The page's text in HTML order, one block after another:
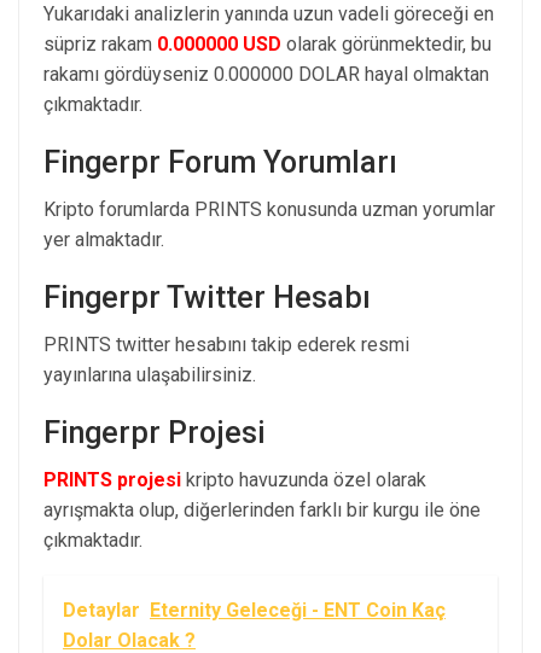
Yukarıdaki analizlerin yanında uzun vadeli göreceği en
süpriz rakam 0.000000 USD olarak görünmektedir, bu
rakamı gördüyseniz 0.000000 DOLAR hayal olmaktan
çıkmaktadır.
Fingerpr Forum Yorumları
Kripto forumlarda PRINTS konusunda uzman yorumlar
yer almaktadır.
Fingerpr Twitter Hesabı
PRINTS twitter hesabını takip ederek resmi
yayınlarına ulaşabilirsiniz.
Fingerpr Projesi
PRINTS projesi kripto havuzunda özel olarak
ayrışmakta olup, diğerlerinden farklı bir kurgu ile öne
çıkmaktadır.
Detaylar Eternity Geleceği - ENT Coin Kaç
Dolar Olacak ?